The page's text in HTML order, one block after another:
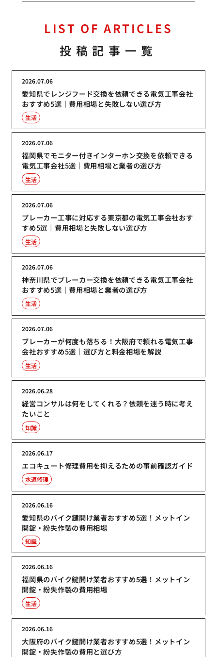
LIST OF ARTICLES
投稿記事一覧
愛知県でレンジフード交換を依頼できる電気工事会社
おすすめ5選｜費用相場と失敗しない選び方
2026.07.06
生活
福岡県でモニター付きインターホン交換を依頼できる
電気工事会社5選｜費用相場と業者の選び方
2026.07.06
生活
ブレーカー工事に対応する東京都の電気工事会社おす
すめ5選｜費用相場と失敗しない選び方
2026.07.06
生活
神奈川県でブレーカー交換を依頼できる電気工事会社
おすすめ5選｜費用相場と業者の選び方
2026.07.06
生活
ブレーカーが何度も落ちる！大阪府で頼れる電気工事
会社おすすめ5選｜選び方と料金相場を解説
2026.07.06
生活
経営コンサルは何をしてくれる？依頼を迷う時に考え
たいこと
2026.06.28
知識
エコキュート修理費用を抑えるための事前確認ガイド
2026.06.17
水道修理
愛知県のバイク鍵開け業者おすすめ5選！メットイン
開錠・紛失作製の費用相場
2026.06.16
知識
福岡県のバイク鍵開け業者おすすめ5選！メットイン
開錠・紛失作製の費用相場
2026.06.16
生活
大阪府のバイク鍵開け業者おすすめ5選！メットイン
開錠・紛失作製の費用と選び方
2026.06.16